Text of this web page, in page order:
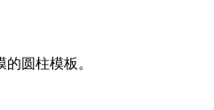
圆柱模板。